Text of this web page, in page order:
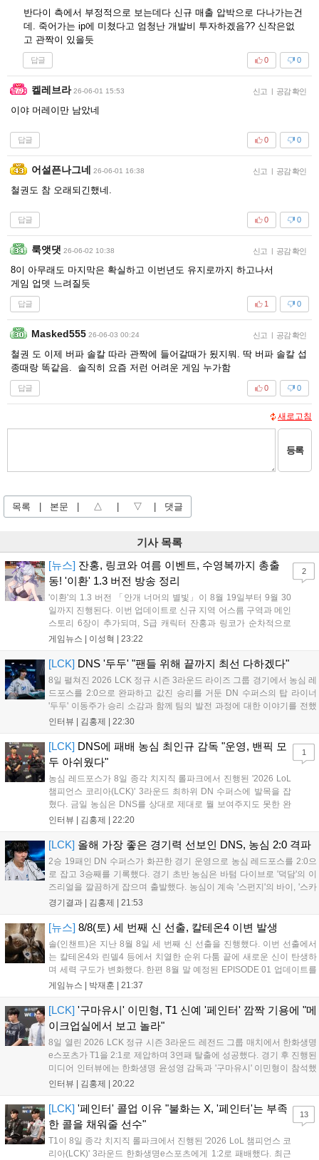
반다이 측에서 부정적으로 보는데다 신규 매출 압박으로 다나가는건
데. 죽어가는 ip에 미쳤다고 엄청난 개발비 투자하겠음?? 신작은없
고 관짝이 있을듯
답글 0
0
켈레브라 26-06-01 15:53 신고 | 공감 확인
이야 머레이만 남았네
답글 0
0
어설픈나그네 26-06-01 16:38 신고 | 공감 확인
철권도 참 오래되긴했네.
답글 0
0
룩앳댓 26-06-02 10:38 신고 | 공감 확인
8이 아무래도 마지막은 확실하고 이번년도 유지로까지 하고나서
게임 업뎃 느려질듯
답글 0
1
Masked555 26-06-03 00:24 신고 | 공감 확인
철권 도 이제 버파 솔칼 따라 관짝에 들어갈때가 됬지뭐. 딱 버파 솔칼 섭
종때랑 똑같음. 솔직히 요즘 저런 어려운 게임 누가함
답글 0
0
새로고침
등록
목록 | 본문 | △ | ▽ | 댓글
기사 목록
[뉴스] 잔홍, 링코와 여름 이벤트, 수영복까지 총출
동! '이환' 1.3 버전 방송 정리
'이환'의 1.3 버전 「안개 너머의 별빛」이 8월 19일부터 9월 30
일까지 진행된다. 이번 업데이트로 신규 지역 어스름 구역과 메인
스토리 6장이 추가되며, S급 캐릭터 잔홍과 링코가 순차적으로
등장한다. 여름 시즌을 맞아 비치발리볼, 수상 오토바이 등 다채
의성도 강화된다. 8월 11일까지 사용 가능한 교환 코드 3종이 제
게임뉴스 | 이성혁 | 23:22
2
[LCK] DNS '두두' "팬들 위해 끝까지 최선 다하겠다"
8일 펼쳐진 2026 LCK 정규 시즌 3라운드 라이즈 그룹 경기에서 농심 레
드포스를 2:0으로 완파하고 값진 승리를 거둔 DN 수퍼스의 탑 라이너
'두두' 이동주가 승리 소감과 함께 팀의 발전 과정에 대한 이야기를 전했
다. 먼저 오랜만의 2:0 완승에 대해 '두두'는 "진짜 오랜만에 거둔 2:0 승
인터뷰 | 김홍제 | 22:30
[LCK] DNS에 패배 농심 최인규 감독 "운영, 밴픽 모
두 아쉬웠다"
농심 레드포스가 8일 종각 치지직 롤파크에서 진행된 '2026 LoL
챔피언스 코리아(LCK)' 3라운드 최하위 DN 수퍼스에 발목을 잡
혔다. 금일 농심은 DNS를 상대로 제대로 뭘 보여주지도 못한 완
패를 당하고 말았다. 이하 농심 레드포스 최인규 감독과 '리헨즈'
인규 감독 : 모든 경...
인터뷰 | 김홍제 | 22:20
1
[LCK] 올해 가장 좋은 경기력 선보인 DNS, 농심 2:0 격파
2승 19패인 DN 수퍼스가 화끈한 경기 운영으로 농심 레드포스를 2:0으
로 잡고 3승째를 기록했다. 경기 초반 농심은 바텀 다이브로 '덕담'의 이
즈리얼을 깔끔하게 잡으며 출발했다. 농심이 계속 '스펀지'의 바이, '스카
웃'의 신드라가 맹활약하며 초반부터 잡은 주도권을 계속 잘 굴렸다.
었...
경기결과 | 김홍제 | 21:53
[뉴스] 8/8(토) 세 번째 신 선출, 칼테온4 이변 발생
솔(인챈트)은 지난 8월 8일 세 번째 신 선출을 진행했다. 이번 선출에서
는 칼테온4와 린델4 등에서 치열한 순위 다툼 끝에 새로운 신이 탄생하
며 세력 구도가 변화했다. 한편 8월 말 예정된 EPISODE 01 업데이트를
통해 월드 콘텐츠가 추가될 예정이며, 이를 통해 추후 주신 및 절대신에
더욱 가속화될 전망이다....
게임뉴스 | 박재훈 | 21:37
[LCK] '구마유시' 이민형, T1 신예 '페인터' 깜짝 기용에 "메
이크업실에서 보고 놀라"
8일 열린 2026 LCK 정규 시즌 3라운드 레전드 그룹 매치에서 한화생명
e스포츠가 T1을 2:1로 제압하며 3연패 탈출에 성공했다. 경기 후 진행된
미디어 인터뷰에는 한화생명 윤성영 감독과 '구마유시' 이민형이 참석했
다. 먼저 승리 소감에 대해 윤성영 감독은 "오랜만에 승리해 기분이 좋고,
인터뷰 | 김홍제 | 20:22
[LCK] '페인터' 콜업 이유 "불화는 X, '페인터'는 부족
한 콜을 채워줄 선수"
T1이 8일 종각 치지직 롤파크에서 진행된 '2026 LoL 챔피언스 코
리아(LCK)' 3라운드 한화생명e스포츠에게 1:2로 패배했다. 최근
13